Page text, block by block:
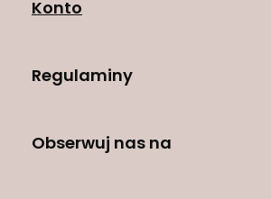
Konto
Regulaminy
Obserwuj nas na